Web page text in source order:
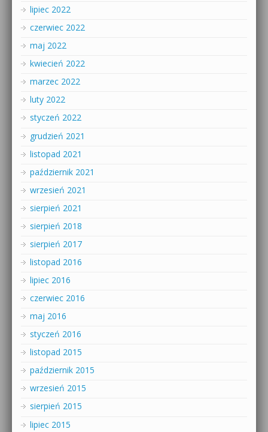
lipiec 2022
czerwiec 2022
maj 2022
kwiecień 2022
marzec 2022
luty 2022
styczeń 2022
grudzień 2021
listopad 2021
październik 2021
wrzesień 2021
sierpień 2021
sierpień 2018
sierpień 2017
listopad 2016
lipiec 2016
czerwiec 2016
maj 2016
styczeń 2016
listopad 2015
październik 2015
wrzesień 2015
sierpień 2015
lipiec 2015